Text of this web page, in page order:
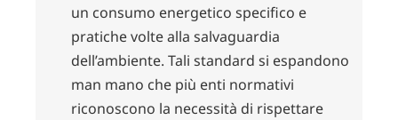
un consumo energetico specifico e
pratiche volte alla salvaguardia
dell’ambiente. Tali standard si espandono
man mano che più enti normativi
riconoscono la necessità di rispettare